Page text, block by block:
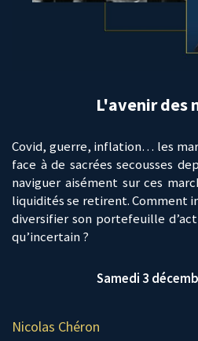
L'avenir des
Covid, guerre, inflation… les
face à de sacrées secousses
naviguer aisément sur ces
liquidités se retirent. Comment
diversifier son portefeuille
qu’incertain ?
Samedi 3
Nicolas Chéron